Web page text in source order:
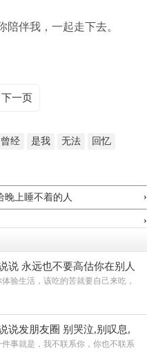
伴我，一起走下去。
下一页
曾经 是我 无法
回忆
晚上睡不着的人 ›
›
说 永远也不要高估你在别人
验生活，该吃的苦就要自己来吃，
说发朋友圈 别哭泣,别叹息,
事就是，我不联系你，你也不联系